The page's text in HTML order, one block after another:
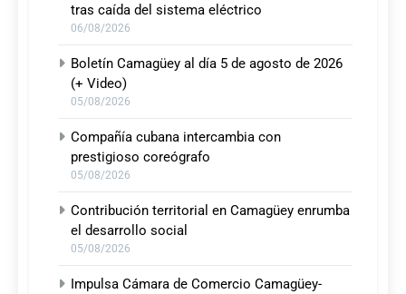
tras caída del sistema eléctrico
06/08/2026
Boletín Camagüey al día 5 de agosto de 2026
(+ Video)
05/08/2026
Compañía cubana intercambia con
prestigioso coreógrafo
05/08/2026
Contribución territorial en Camagüey enrumba
el desarrollo social
05/08/2026
Impulsa Cámara de Comercio Camagüey-